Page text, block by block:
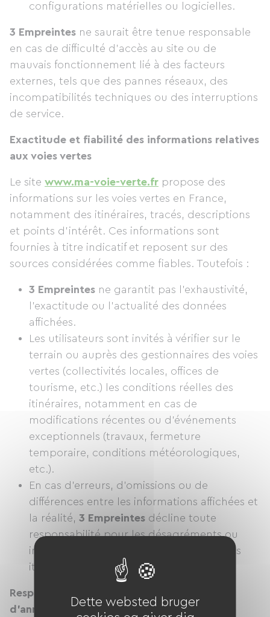
configurations matérielles ou logicielles.
3 Empreintes ne saurait être tenue responsable
en cas de difficulté d’accès au site ou de
mauvais fonctionnement lié à des facteurs
externes, tels que des pannes réseaux, des
incompatibilités techniques ou des interruptions
de service.
Exactitude et fiabilité des informations relatives
aux voies vertes
Le site www.ma-voie-verte.fr propose des
informations sur les voies vertes en France,
notamment des itinéraires, tracés, descriptions
et points d'intérêt. Ces informations sont
fournies à titre indicatif et reposent sur des
sources considérées comme fiables. Toutefois :
3 Empreintes ne garantit pas l’exhaustivité,
l’exactitude ou l’actualité des données
affichées.
Les utilisateurs sont invités à vérifier sur le
terrain ou auprès des gestionnaires des voies
vertes (collectivités locales, offices de
tourisme, etc.) les conditions réelles des
itinéraires, notamment en cas de
modifications récentes ou d’événements
exceptionnels (travaux, fermeture
temporaire, conditions météorologiques,
etc.).
En cas d'erreurs, d'omissions ou de
différences entre les informations affichées et
la réalité, 3 Empreintes décline toute
responsabilité pour les désagréments ou
incidents survenus lors de l’utilisation des
itinéraires ou services associés.
Responsabilité en matière de services et
d'annonces
Dette websted bruger